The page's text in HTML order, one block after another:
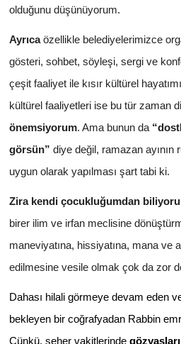
olduğunu düşünüyorum.
Ayrıcaözellikle belediyelerimizce
gösteri, sohbet, söyleşi, sergi ve
çeşit faaliyet ile kısır kültürel
kültürel faaliyetleri ise bu tür zaman
önemsiyorum. Ama bunun da
görsün” diye değil, ramazan ayının
uygun olarak yapılması şart tabi ki.
Zira kendi çocukluğumdan
birer ilim ve irfan meclisine
maneviyatına, hissiyatına, mana ve
edilmesine vesile olmak çok da zor
Dahası hilali görmeye devam eden
bekleyen bir coğrafyadan Rabbin
Çünkü, seher vakitlerinde